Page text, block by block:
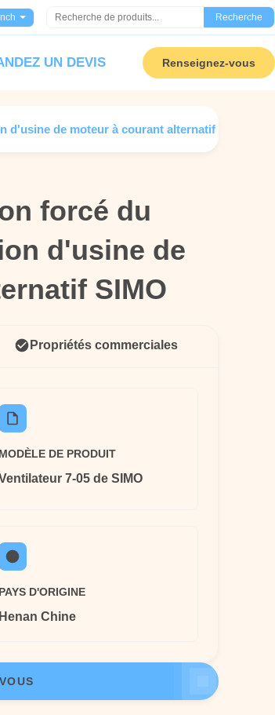
Recherche
UN DEVIS Renseignez-vous
de moteur à courant alternatif SIMO
forcé du
d'usine de
SIMO
forcé du
d'usine de
SIMO
Propriétés commerciales
MODÈLE DE PRODUIT
7-05 de SIMO
PAYS D'ORIGINE
Henan Chine